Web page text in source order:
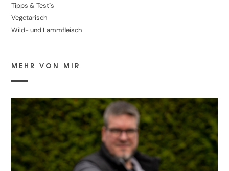
Tipps & Test´s
Vegetarisch
Wild- und Lammfleisch
MEHR VON MIR